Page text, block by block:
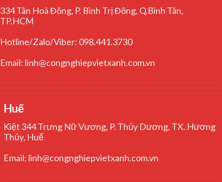
334 Tân Hoà Đông, P. Bình Trị Đông, Q.Bình Tân,
TP.HCM
Hotline/Zalo/Viber: 098.441.3730
Email: linh@congnghiepvietxanh.com.vn
Huế
Kiệt 344 Trưng Nữ Vương, P. Thủy Dương, TX. Hương
Thủy, Huế
Email: linh@congnghiepvietxanh.com.vn